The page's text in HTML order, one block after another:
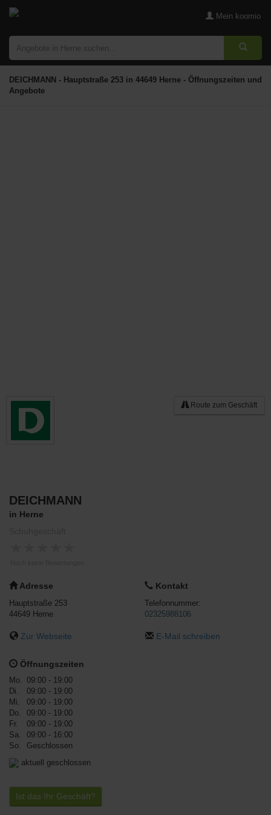
Mein koomio
DEICHMANN - Hauptstraße 253 in 44649 Herne - Öffnungszeiten und
Angebote
Route zum Geschäft
DEICHMANN
in Herne
Adresse
Hauptstraße 253
44649 Herne
Zur Webseite
Kontakt
Telefonnummer:
02325988106
E-Mail schreiben
Öffnungszeiten
Mo. 09:00 - 19:00
Di.
09:00 - 19:00
Mi.
09:00 - 19:00
Do.
09:00 - 19:00
Fr.
09:00 - 19:00
Sa.
09:00 - 16:00
So.
Geschlossen
aktuell geschlossen
Ist das Ihr Geschäft?